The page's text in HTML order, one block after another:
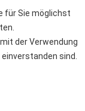
für Sie möglichst
der Verwendung
sind.